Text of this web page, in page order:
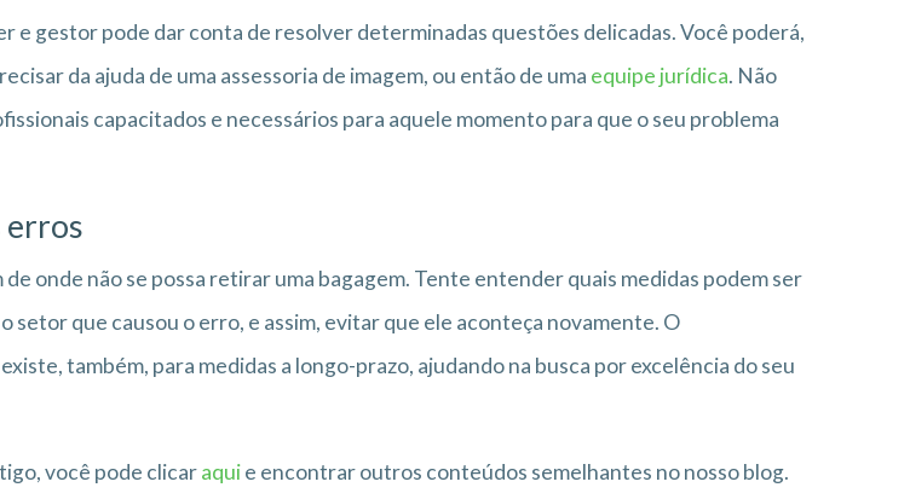
e gestor pode dar conta de resolver determinadas questões delicadas. Você poderá,
da ajuda de uma assessoria de imagem, ou então de uma equipe jurídica. Não
capacitados e necessários para aquele momento para que o seu problema
erros
onde não se possa retirar uma bagagem. Tente entender quais medidas podem ser
setor que causou o erro, e assim, evitar que ele aconteça novamente. O
também, para medidas a longo-prazo, ajudando na busca por excelência do seu
você pode clicaraquie encontrar outros conteúdos semelhantes no nosso blog.